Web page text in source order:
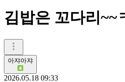
김밥은 꼬다리~~
아쟈아쟈
2026.05.18 09:33